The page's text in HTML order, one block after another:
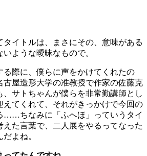
タイトルは、まさにその、意味がある
ような曖昧なもので。
る際に、僕らに声をかけてくれたの
古屋造形大学の准教授で作家の佐藤克
、サトちゃんが僕らを非常勤講師とし
えてくれて、それがきっかけで今回の
……ちなみに「ふへほ」っていうタイ
えた言葉で、二人展をやるってなった
だよね。